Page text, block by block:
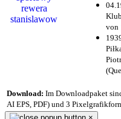
von
Download: Im Downloadpaket
AI EPS, PDF) und 3